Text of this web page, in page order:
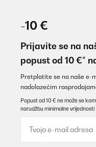
-10 €
Prijavite se na
popust od 10 €*
Pretplatite se na naše e-
nadolazećim
Popust od 10 € ne može se
narudžbu minimalne vrijednosti